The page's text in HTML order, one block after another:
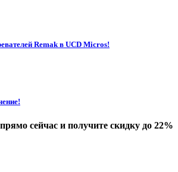
Remak в UCD Micros!
сейчас и получите скидку до 22%